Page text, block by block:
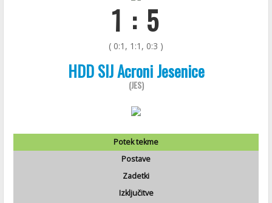
1 : 5
( 0:1, 1:1, 0:3 )
HDD SIJ Acroni Jesenice
(JES)
Potek tekme
Postave
Zadetki
Izključitve